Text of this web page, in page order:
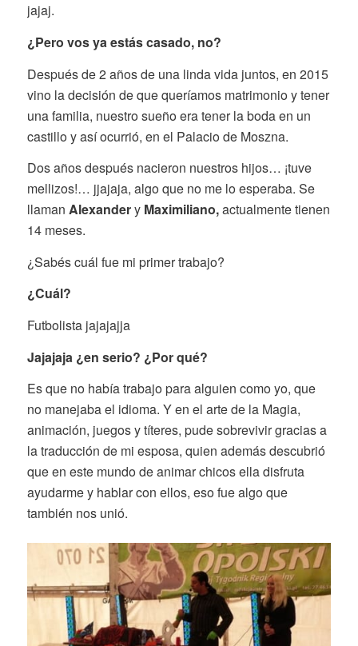
jajaj.
¿Pero vos ya estás casado, no?
Después de 2 años de una linda vida juntos, en 2015
vino la decisión de que queríamos matrimonio y tener
una familia, nuestro sueño era tener la boda en un
castillo y así ocurrió, en el Palacio de Moszna.
Dos años después nacieron nuestros hijos… ¡tuve
mellizos!… jjajaja, algo que no me lo esperaba. Se
llaman Alexandery Maximiliano,actualmente tienen
14 meses.
¿Sabés cuál fue mi primer trabajo?
¿Cuál?
Futbolista jajajajja
Jajajaja ¿en serio? ¿Por qué?
Es que no había trabajo para alguien como yo, que
no manejaba el idioma. Y en el arte de la Magia,
animación, juegos y títeres, pude sobrevivir gracias a
la traducción de mi esposa, quien además descubrió
que en este mundo de animar chicos ella disfruta
ayudarme y hablar con ellos, eso fue algo que
también nos unió.